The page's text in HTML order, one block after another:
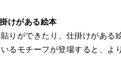
けがある絵本
りができたり、仕掛けがある
るモチーフが登場すると、よ